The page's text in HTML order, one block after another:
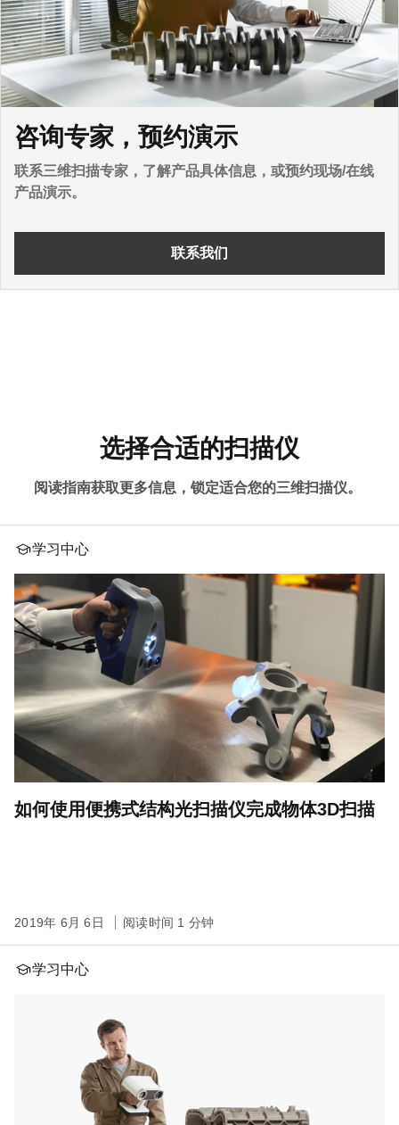
咨询专家，预约演示
联系三维扫描专家，了解产品具体信息，或预约现场/在线
产品演示。
联系我们
选择合适的扫描仪
阅读指南获取更多信息，锁定适合您的三维扫描仪。
学习中心
如何使用便携式结构光扫描仪完成物体3D扫描
2019年 6月 6日 阅读时间 1 分钟
学习中心